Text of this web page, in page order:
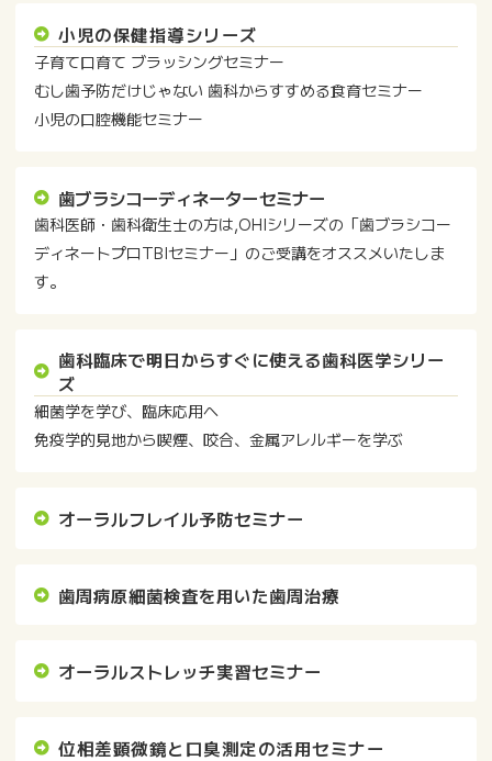
小児の保健指導シリーズ
子育て口育て ブラッシングセミナー
むし歯予防だけじゃない 歯科からすすめる食育セミナー
小児の口腔機能セミナー
歯ブラシコーディネーターセミナー
歯科医師・歯科衛生士の方は,OHIシリーズの「歯ブラシコー
ディネートプロTBIセミナー」のご受講をオススメいたしま
す。
歯科臨床で明日からすぐに使える歯科医学シリー
ズ
細菌学を学び、臨床応用へ
免疫学的見地から喫煙、咬合、金属アレルギーを学ぶ
オーラルフレイル予防セミナー
歯周病原細菌検査を用いた歯周治療
オーラルストレッチ実習セミナー
位相差顕微鏡と口臭測定の活用セミナー